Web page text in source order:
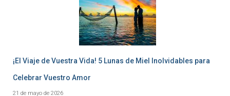
¡El Viaje de Vuestra Vida! 5 Lunas de Miel Inolvidables para
Celebrar Vuestro Amor
21 de mayo de 2026